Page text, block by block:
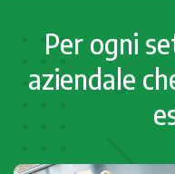
Per ogni
aziendale